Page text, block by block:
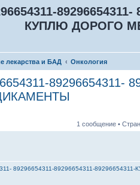
КУПЛЮ ДОРОГО
лекарства и БАД Онкология
89296654311-
1 сообщение •
89296654311-89296654311-